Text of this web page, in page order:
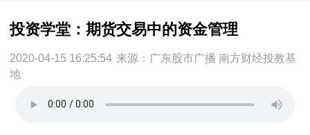
投资学堂：期货交易中的资金管理
2020-04-15 16:25:54 来源：广东股市广播 南方财经投教基
地